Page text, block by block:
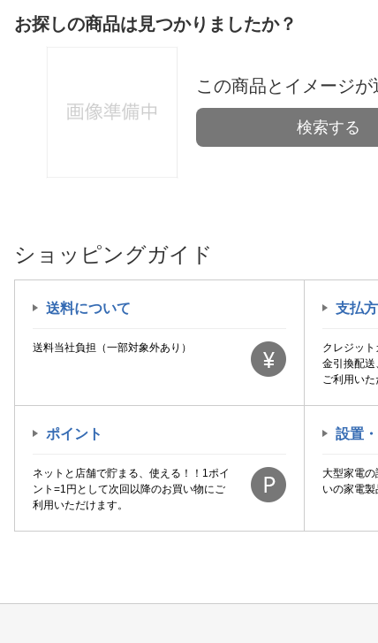
お探しの商品は見つかりましたか？
この商品とイメージ
検索する
ショッピングガイド
送料について
送料当社負担（一部対象外あり）
支払
クレジッ
金引換配送
ご利用いた
ポイント
ネットと店舗で貯まる、使える！！1ポイ
ント=1円として次回以降のお買い物にご
利用いただけます。
設置
大型家電
いの家電製